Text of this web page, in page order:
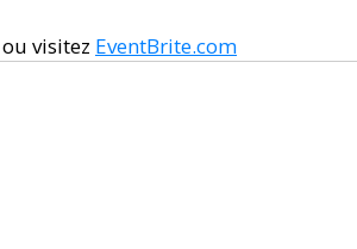
ou visitez EventBrite.com